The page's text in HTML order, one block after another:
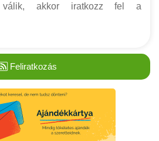
válik, akkor iratkozz fel a
Feliratkozás